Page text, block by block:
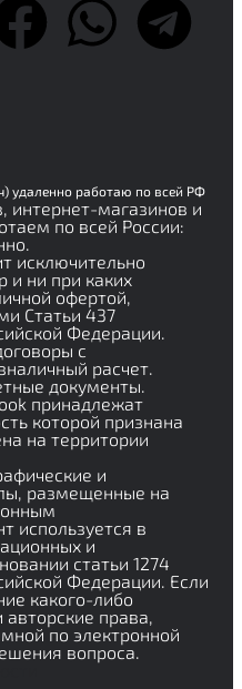
удаленно работаю по всей РФ
интернет-магазинов и
по всей России:
исключительно
и ни при каких
офертой,
Статьи 437
Федерации.
с
расчет.
документы.
принадлежат
которой признана
на территории
и
размещенные на
используется в
и
статьи 1274
Федерации. Если
какого-либо
права,
по электронной
вопроса.